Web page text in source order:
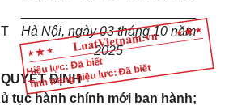
Hiệu lực: Đã biết
Tình trạng hiệu lực: Đã biết
Hà Nội, ngày 03 tháng 10 năm
2025
QUYẾT ĐỊNH
tục hành chính mới ban hành;